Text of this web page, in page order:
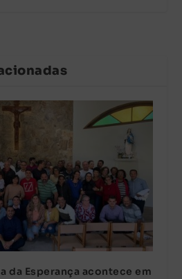
da Esperança acontece em